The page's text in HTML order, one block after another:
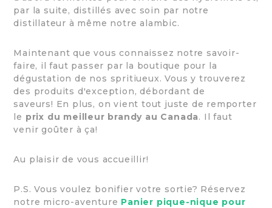
par la suite, distillés avec soin par notre
distillateur à même notre alambic.
Maintenant que vous connaissez notre savoir-
faire, il faut passer par la boutique pour la
dégustation de nos spritiueux. Vous y trouverez
des produits d'exception, débordant de
saveurs! En plus, on vient tout juste de remporter
le prix du meilleur brandy au Canada. Il faut
venir goûter à ça!
Au plaisir de vous accueillir!
P.S. Vous voulez bonifier votre sortie? Réservez
notre micro-aventure Panier pique-nique pour